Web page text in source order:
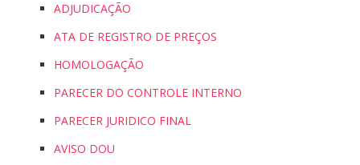
ADJUDICAÇÃO
ATA DE REGISTRO DE PREÇOS
HOMOLOGAÇÃO
PARECER DO CONTROLE INTERNO
PARECER JURIDICO FINAL
AVISO DOU